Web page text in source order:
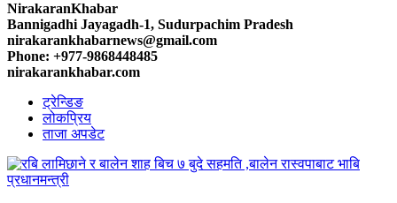
NirakaranKhabar
Bannigadhi Jayagadh-1, Sudurpachim Pradesh
nirakarankhabarnews@gmail.com
Phone: +977-9868448485
nirakarankhabar.com
ट्रेन्डिङ
लोकप्रिय
ताजा अपडेट